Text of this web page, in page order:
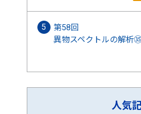
第58回
異物スペクトルの解析
人気